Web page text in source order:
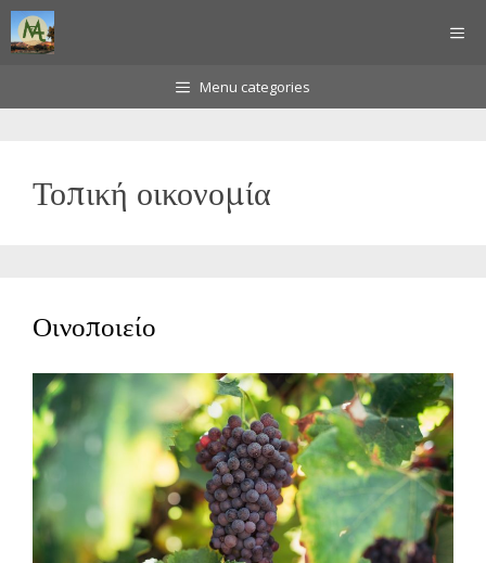
Μετάβαση
σε
Menu categories
Τοπική οικονομία
Οινοποιείο